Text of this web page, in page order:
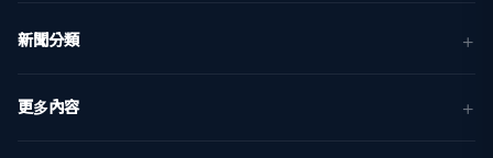
新聞分類
更多內容